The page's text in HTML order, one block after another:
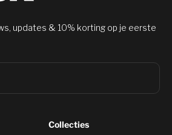
updates & 10% korting op je eerste
Collecties